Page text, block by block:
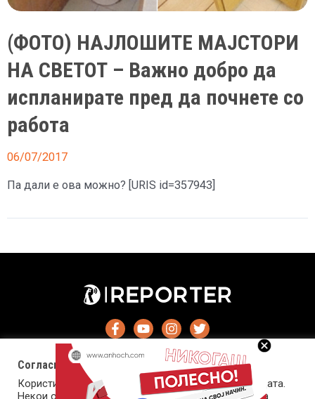
(ФОТО) НАЈЛОШИТЕ МАЈСТОРИ
НА СВЕТОТ – Важно добро да
испланирате пред да почнете со
работа
06/07/2017
Па дали е ова можно? [URIS id=357943]
Согласност за колачиња (cookies)
Користиме колачиња за оптимизирање на страницата.
Некои од колачињата се од суштинско значење за